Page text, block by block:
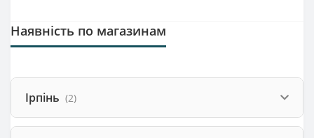
Наявність по магазинам
Ірпінь (2)